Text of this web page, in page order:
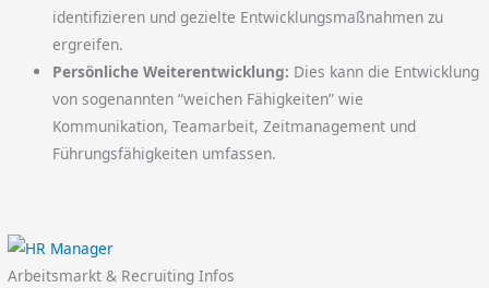
identifizieren und gezielte Entwicklungsmaßnahmen zu
ergreifen.
Persönliche Weiterentwicklung: Dies kann die Entwicklung
von sogenannten “weichen Fähigkeiten” wie
Kommunikation, Teamarbeit, Zeitmanagement und
Führungsfähigkeiten umfassen.
Arbeitsmarkt & Recruiting Infos